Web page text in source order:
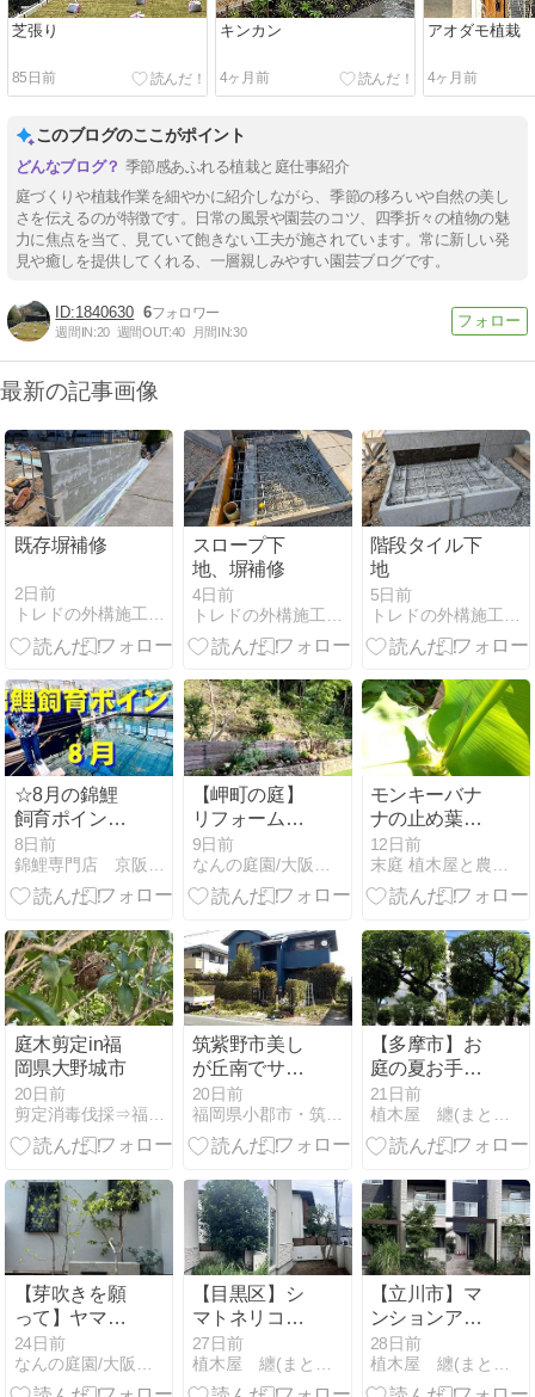
芝張り
85日前
キンカン
4ヶ月前
アオダモ植栽
4ヶ月前
このブログのここがポイント
季節感あふれる植栽と庭仕事紹介
庭づくりや植栽作業を細やかに紹介しながら、季節の移ろいや自然の美し
さを伝えるのが特徴です。日常の風景や園芸のコツ、四季折々の植物の魅
力に焦点を当て、見ていて飽きない工夫が施されています。常に新しい発
見や癒しを提供してくれる、一層親しみやすい園芸ブログです。
1840630 6
週間IN:20 週間OUT:40 月間IN:30
最新の記事画像
既存塀補修
2日前
スロープ下
地、塀補修
4日前
階段タイル下
地
5日前
☆8月の錦鯉
飼育ポイント
☆
8日前
【岬町の庭】
リフォームか
ら1年、追加
工事のお打ち
合わせへ
9日前
モンキーバナ
ナの止め葉か
な
12日前
庭木剪定in福
岡県大野城市
20日前
筑紫野市美し
が丘南でサザ
ンカ、ヒイラ
ギモクセイの
剪定をしまし
20日前
【多摩市】お
庭の夏お手入
れ！ウメ・モ
クレン・ノウ
ゼンカズラの
21日前
【芽吹きを願
って】ヤマツ
ツジからシャ
リンバイへ
24日前
【目黒区】シ
マトネリコの
越境解消剪定
＆建物まわり
の徹底除草で
27日前
【立川市】マ
ンションアプ
ローチが劇的
変化！ソヨ
ゴ・ヒメシャ
28日前